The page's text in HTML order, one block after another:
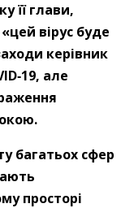
її глави,
вірус буде
керівник
але
багатьох сфер
просторі